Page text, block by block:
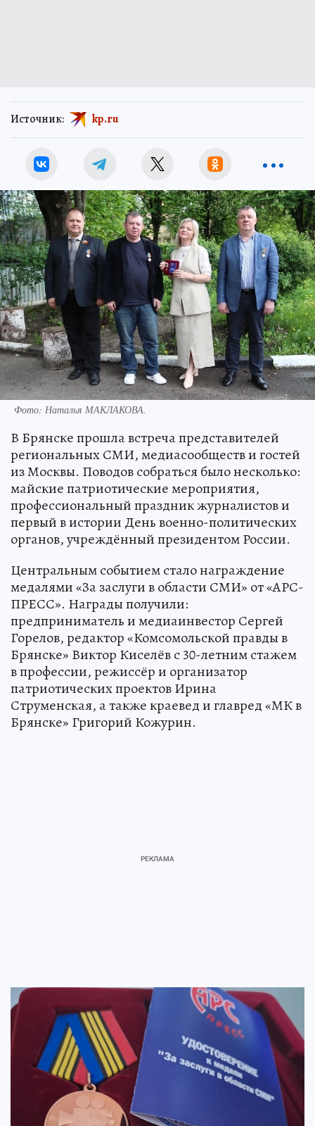
Источник: kp.ru
Фото: Наталья МАКЛАКОВА.
В Брянске прошла встреча представителей
региональных СМИ, медиасообществ и гостей
из Москвы. Поводов собраться было несколько:
майские патриотические мероприятия,
профессиональный праздник журналистов и
первый в истории День военно-политических
органов, учреждённый президентом России.
Центральным событием стало награждение
медалями «За заслуги в области СМИ» от «АРС-
ПРЕСС». Награды получили:
предприниматель и медиаинвестор Сергей
Горелов, редактор «Комсомольской правды в
Брянске» Виктор Киселёв с 30-летним стажем
в профессии, режиссёр и организатор
патриотических проектов Ирина
Струменская, а также краевед и главред «МК в
Брянске» Григорий Кожурин.